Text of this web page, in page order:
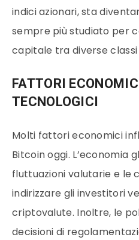
indici azionari, sta
sempre più studiato per
capitale tra diverse
FATTORI
TECNOLOGICI
Molti fattori economici
Bitcoin oggi. L’economia
fluttuazioni valutarie e le
indirizzare gli investitori
criptovalute. Inoltre, le
decisioni di